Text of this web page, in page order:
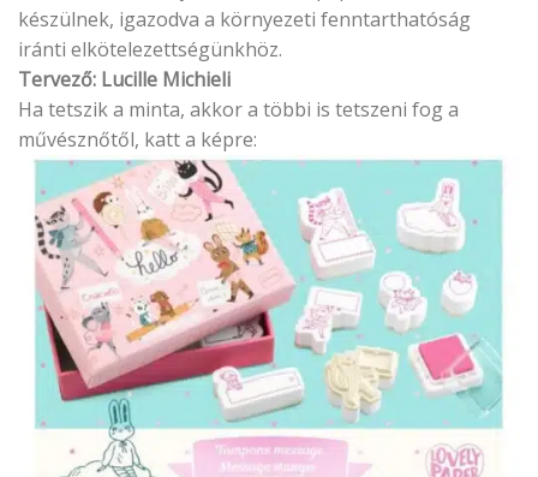
készülnek, igazodva a környezeti fenntarthatóság
iránti elkötelezettségünkhöz.
Tervező: Lucille Michieli
Ha tetszik a minta, akkor a többi is tetszeni fog a
művésznőtől, katt a képre: